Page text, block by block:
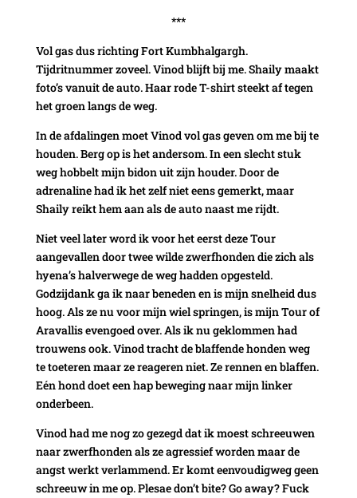
***
Vol gas dus richting Fort Kumbhalgargh.
Tijdritnummer zoveel. Vinod blijft bij me. Shaily maakt
foto’s vanuit de auto. Haar rode T-shirt steekt af tegen
het groen langs de weg.
In de afdalingen moet Vinod vol gas geven om me bij te
houden. Berg op is het andersom. In een slecht stuk
weg hobbelt mijn bidon uit zijn houder. Door de
adrenaline had ik het zelf niet eens gemerkt, maar
Shaily reikt hem aan als de auto naast me rijdt.
Niet veel later word ik voor het eerst deze Tour
aangevallen door twee wilde zwerfhonden die zich als
hyena’s halverwege de weg hadden opgesteld.
Godzijdank ga ik naar beneden en is mijn snelheid dus
hoog. Als ze nu voor mijn wiel springen, is mijn Tour of
Aravallis evengoed over. Als ik nu geklommen had
trouwens ook. Vinod tracht de blaffende honden weg
te toeteren maar ze reageren niet. Ze rennen en blaffen.
Eén hond doet een hap beweging naar mijn linker
onderbeen.
Vinod had me nog zo gezegd dat ik moest schreeuwen
naar zwerfhonden als ze agressief worden maar de
angst werkt verlammend. Er komt eenvoudigweg geen
schreeuw in me op. Plesae don’t bite? Go away? Fuck